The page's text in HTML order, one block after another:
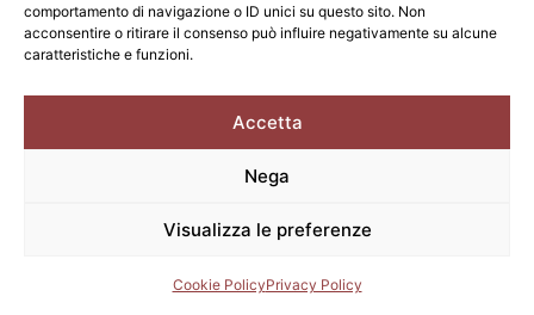
comportamento di navigazione o ID unici su questo sito. Non
acconsentire o ritirare il consenso può influire negativamente su alcune
caratteristiche e funzioni.
Accetta
Nega
Visualizza le preferenze
Cookie PolicyPrivacy Policy
Call us: +39 019 840 2305
WhatsApp us: +39 340 9473050
Write to us: info@averla.it
2026 © Averla - All rights reserved. - VAT: 01342010095